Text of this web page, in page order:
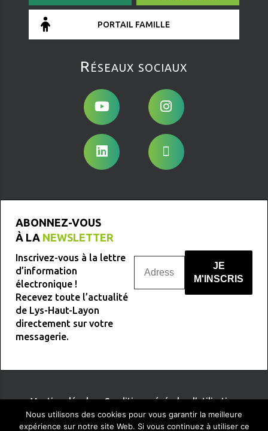
PORTAIL FAMILLE
Réseaux sociaux
ABONNEZ-VOUS
À LA NEWSLETTER
Inscrivez-vous à la lettre
d’information
électronique !
Recevez toute l’actualité
de Lys-Haut-Layon
directement sur votre
messagerie.
Mentions légales-Conditions générales d’utilisation
Nous utilisons des cookies pour vous garantir la meilleure
expérience sur notre site Web. Si vous continuez à utiliser ce